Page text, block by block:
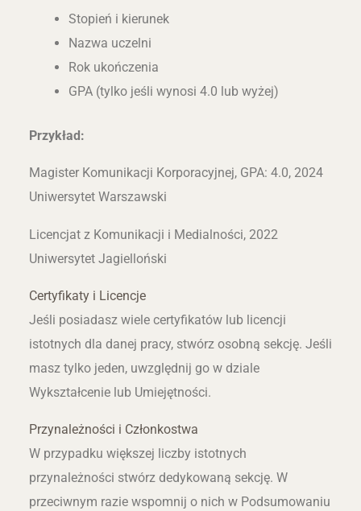
Stopień i kierunek
Nazwa uczelni
Rok ukończenia
GPA (tylko jeśli wynosi 4.0 lub wyżej)
Przykład:
Magister Komunikacji Korporacyjnej, GPA: 4.0, 2024
Uniwersytet Warszawski
Licencjat z Komunikacji i Medialności, 2022
Uniwersytet Jagielloński
Certyfikaty i Licencje
Jeśli posiadasz wiele certyfikatów lub licencji
istotnych dla danej pracy, stwórz osobną sekcję. Jeśli
masz tylko jeden, uwzględnij go w dziale
Wykształcenie lub Umiejętności.
Przynależności i Członkostwa
W przypadku większej liczby istotnych
przynależności stwórz dedykowaną sekcję. W
przeciwnym razie wspomnij o nich w Podsumowaniu